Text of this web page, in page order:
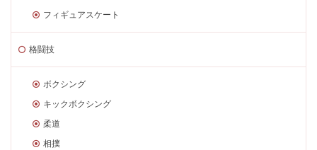
フィギュアスケート
格闘技
ボクシング
キックボクシング
柔道
相撲